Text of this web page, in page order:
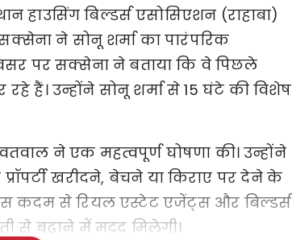
बिल्डर्स एसोसिएशन (राहाबा)
ने सोनू शर्मा का पारंपरिक
पर सक्सेना ने बताया कि वे पिछले
रहे हैं। उन्होंने सोनू शर्मा से 15 घंटे की विशेष
ने एक महत्वपूर्ण घोषणा की। उन्होंने
खरीदने, बेचने या किराए पर देने के
कदम से रियल एस्टेट एजेंट्स और बिल्डर्स
से बढ़ाने में मदद मिलेगी।